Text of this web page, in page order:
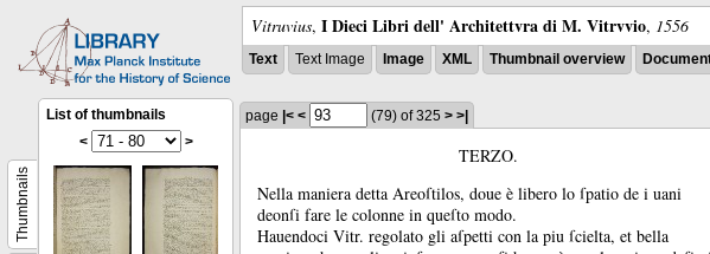
Vitruvius, I Dieci Libri dell' Architettvra di M. Vitrvvio, 1556
Text Text Image Image XML Thumbnail overview
Thumbnails
List of thumbnails
<
>
page |< < (79) of 325 > >|
TERZO.
Nella maniera detta Areoſtilos, doue è libero lo ſpatio de i uani
deonſi fare le colonne in queſto modo.
Hauendoci Vitr. regolato gli aſpetti con la piu ſcielta, et bella